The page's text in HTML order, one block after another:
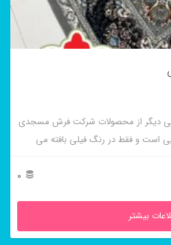
یکی دیگر از محصولات شرکت فرش مسجدی
است و فقط در رنگ فیلی بافته می
0
بیشتر